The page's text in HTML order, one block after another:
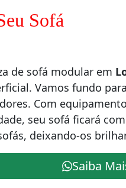
Sofá
de sofá modular em
Vamos fundo
Com
seu sofá ficará
deixando-os
Saiba